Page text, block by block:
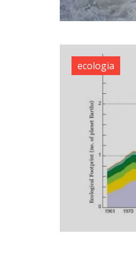
ecologia